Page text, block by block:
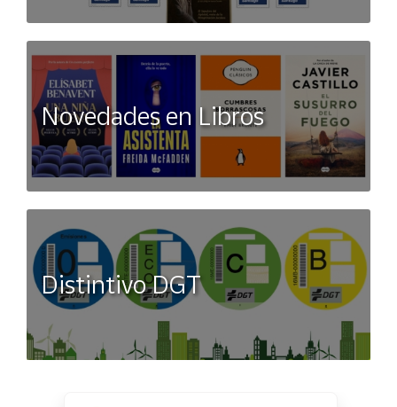
Novedades en Libros
Distintivo DGT